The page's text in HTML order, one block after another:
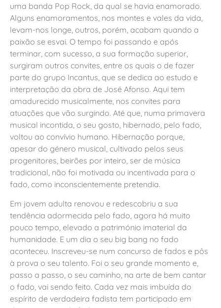
uma banda Pop Rock, da qual se havia enamorado.
Alguns enamoramentos, nos montes e vales da vida,
levam-nos longe, outros, porém, acabam quando a
paixão se esvai. O tempo foi passando e após
terminar, com sucesso, a sua formação superior,
surgiram outros convites, entre os quais o de fazer
parte do grupo Incantus, que se dedica ao estudo e
interpretação da obra de José Afonso. Aqui tem
amadurecido musicalmente, nos convites para
atuações que vão surgindo. Até que, numa primavera
musical incontida, o seu gosto, hibernado, pelo fado,
voltou ao convívio humano. Hibernação porque,
apesar do género musical, cultivado pelos seus
progenitores, beirões por inteiro, ser de música
tradicional, não foi motivada ou incentivada para o
fado, como inconscientemente pretendia.
Em jovem adulta renovou e redescobriu a sua
tendência adormecida pelo fado, agora há muito
pouco tempo, elevado a património imaterial da
humanidade. E um dia o seu big bang no fado
aconteceu. Inscreveu-se num concurso de fados e pôs
à prova o seu talento. Foi o seu grande momento e,
passo a passo, o seu caminho, na arte de bem cantar
o fado, vai sendo feito. Cada vez mais imbuída do
espírito de verdadeira fadista tem participado em